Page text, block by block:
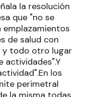
la resolución
que "no se
emplazamientos
de salud con
y todo otro lugar
actividades".Y
los
perimetral